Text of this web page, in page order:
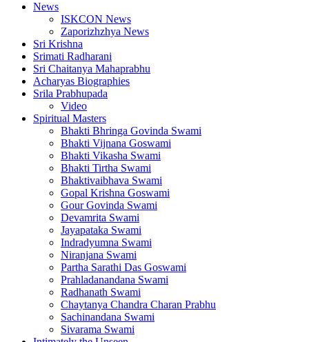
News
ISKCON News
Zaporizhzhya News
Sri Krishna
Srimati Radharani
Sri Chaitanya Mahaprabhu
Acharyas Biographies
Srila Prabhupada
Video
Spiritual Masters
Bhakti Bhringa Govinda Swami
Bhakti Vijnana Goswami
Bhakti Vikasha Swami
Bhakti Tirtha Swami
Bhaktivaibhava Swami
Gopal Krishna Goswami
Gour Govinda Swami
Devamrita Swami
Jayapataka Swami
Indradyumna Swami
Niranjana Swami
Partha Sarathi Das Goswami
Prahladanandana Swami
Radhanath Swami
Chaytanya Chandra Charan Prabhu
Sachinandana Swami
Sivarama Swami